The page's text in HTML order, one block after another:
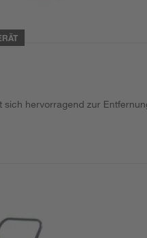
sich hervorragend zur